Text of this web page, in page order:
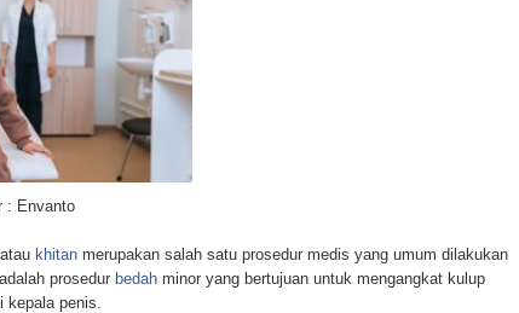
: Envanto
khitan merupakan salah satu prosedur medis yang umum dilakukan
prosedur bedah minor yang bertujuan untuk mengangkat kulup
penis.